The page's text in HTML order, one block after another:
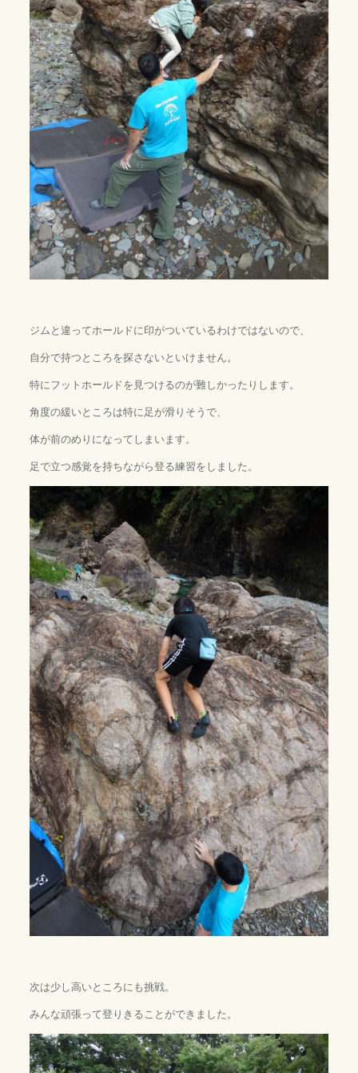
ジムと違ってホールドに印がついているわけではないので、
自分で持つところを探さないといけません。
特にフットホールドを見つけるのが難しかったりします。
角度の緩いところは特に足が滑りそうで、
体が前のめりになってしまいます。
足で立つ感覚を持ちながら登る練習をしました。
次は少し高いところにも挑戦。
みんな頑張って登りきることができました。